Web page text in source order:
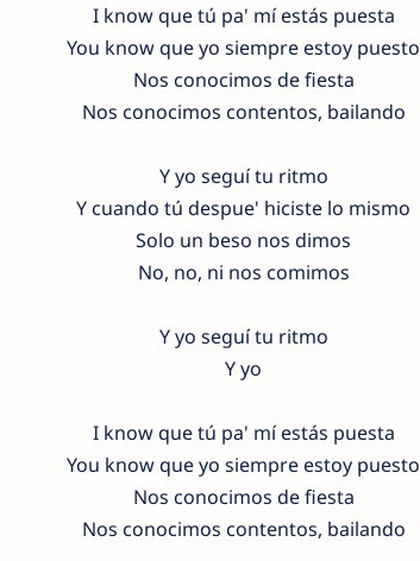
I know que tú pa' mí estás puesta
You know que yo siempre estoy puesto
Nos conocimos de fiesta
Nos conocimos contentos, bailando
Y yo seguí tu ritmo
Y cuando tú despue' hiciste lo mismo
Solo un beso nos dimos
No, no, ni nos comimos
Y yo seguí tu ritmo
Y yo
I know que tú pa' mí estás puesta
You know que yo siempre estoy puesto
Nos conocimos de fiesta
Nos conocimos contentos, bailando